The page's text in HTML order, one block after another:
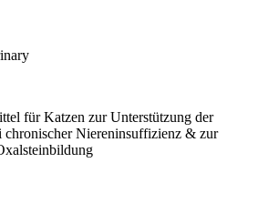
für Katzen zur Unterstützung der
Niereninsuffizienz & zur